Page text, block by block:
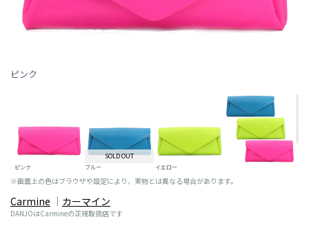
ピンク
ピンク
SOLD OUT
ブルー イエロー
※画面上の色はブラウザや設定により、実物とは異なる場合があります。
Carmine カーマイン
DANJOはCarmineの正規取扱店です